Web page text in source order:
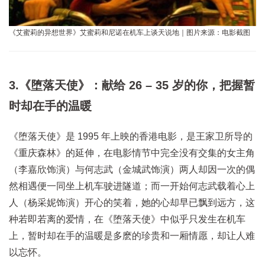
《艾蜜莉的异想世界》艾蜜莉和尼诺在机车上谈天说地｜图片来源：电影截图
3.《堕落天使》：献给 26 – 35 岁的你，把握暂
时却在手的温暖
《堕落天使》是 1995 年上映的香港电影，是王家卫所导的
《重庆森林》的延伸，在电影情节中完全没有交集的女主角
（李嘉欣饰演）与何志武（金城武饰演）两人却因一次的偶
然相遇便一同坐上机车驶进隧道；而一开始何志武载着心上
人（杨采妮饰演）开心的笑着，她的心却早已飘到远方，这
种若即若离的爱情，在《堕落天使》中似乎只发生在机车
上，暂时却在手的温暖是多麽的珍贵和一厢情愿，却让人难
以忘怀。